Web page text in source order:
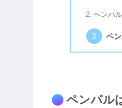
ペンパ
ペ
ペンパル